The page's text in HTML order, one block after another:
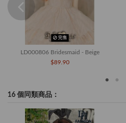
完售
LD000806 Bridesmaid - Beige
$89.90
16 個同類商品：